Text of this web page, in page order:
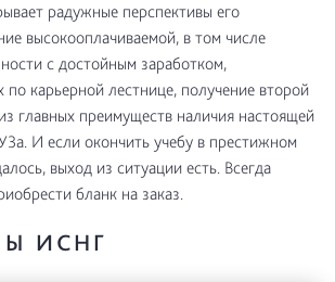
радужные перспективы его
высокооплачиваемой, в том числе
с достойным заработком,
по карьерной лестнице, получение второй
главных преимуществ наличия настоящей
И если окончить учебу в престижном
выход из ситуации есть. Всегда
бланк на заказ.
ИСНГ